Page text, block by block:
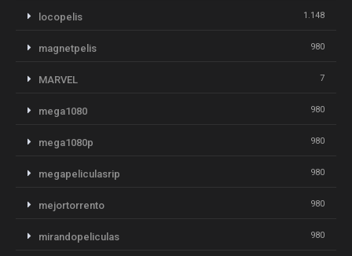
locopelis 1.148
magnetpelis 980
MARVEL 7
mega1080 980
mega1080p 980
megapeliculasrip 980
mejortorrento 980
mirandopeliculas 980